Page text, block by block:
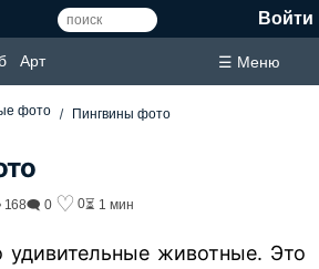
Войти
Арт ☰ Меню
фото Пингвины фото
168🗨 0 ♡ 0⏳ 1 мин
животные. Это